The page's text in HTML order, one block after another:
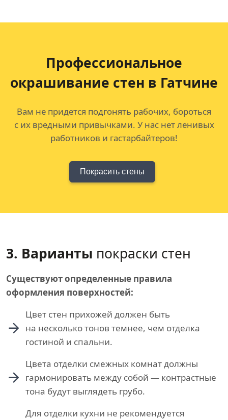
Профессиональное
окрашивание стен в Гатчине
Вам не придется подгонять рабочих, бороться
с их вредными привычками. У нас нет ленивых
работников и гастарбайтеров!
Покрасить стены
3. Варианты покраски стен
Существуют определенные правила
оформления поверхностей:
Цвет стен прихожей должен быть
на несколько тонов темнее, чем отделка
гостиной и спальни.
Цвета отделки смежных комнат должны
гармонировать между собой — контрастные
тона будут выглядеть грубо.
Для отделки кухни не рекомендуется